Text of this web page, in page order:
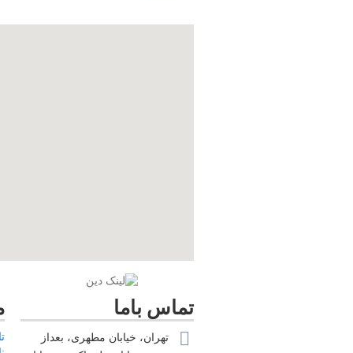
تماس باما
تهران، خیابان مطهری، بعداز